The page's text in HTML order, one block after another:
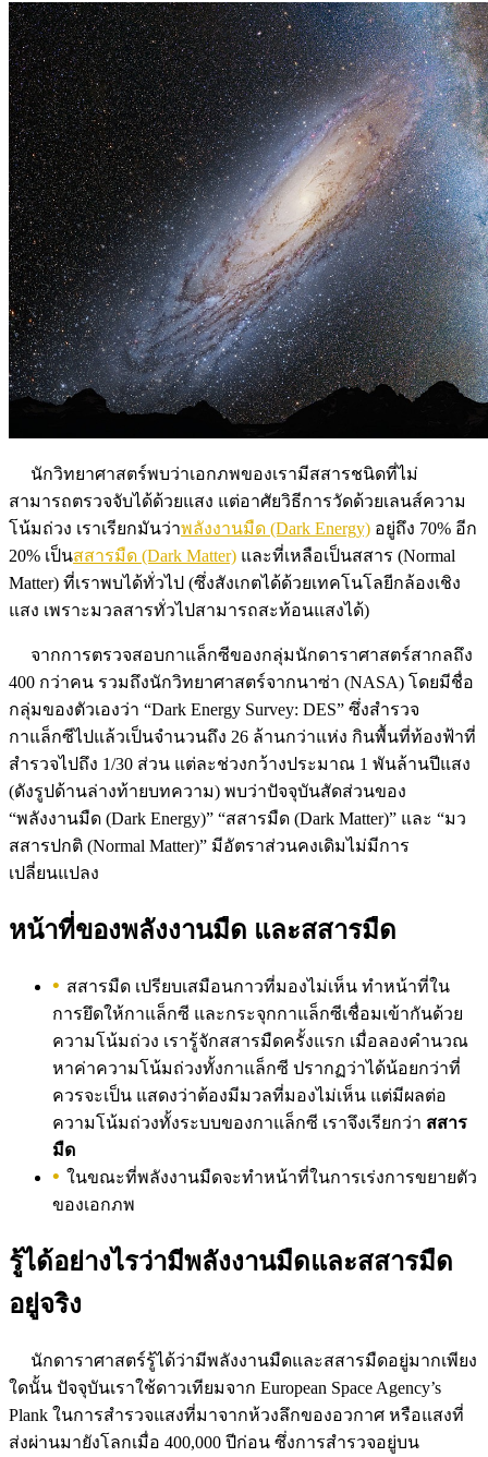
นักวิทยาศาสตร์พบว่าเอกภพของเรามีสสารชนิดที่ไม่
สามารถตรวจจับได้ด้วยแสง แต่อาศัยวิธีการวัดด้วยเลนส์ความ
โน้มถ่วง เราเรียกมันว่าพลังงานมืด (Dark Energy) อยู่ถึง 70% อีก
20% เป็นสสารมืด (Dark Matter) และที่เหลือเป็นสสาร (Normal
Matter) ที่เราพบได้ทั่วไป (ซึ่งสังเกตได้ด้วยเทคโนโลยีกล้องเชิง
แสง เพราะมวลสารทั่วไปสามารถสะท้อนแสงได้)
จากการตรวจสอบกาแล็กซีของกลุ่มนักดาราศาสตร์สากลถึง
400 กว่าคน รวมถึงนักวิทยาศาสตร์จากนาซ่า (NASA) โดยมีชื่อ
กลุ่มของตัวเองว่า “Dark Energy Survey: DES” ซึ่งสำรวจ
กาแล็กซีไปแล้วเป็นจำนวนถึง 26 ล้านกว่าแห่ง กินพื้นที่ท้องฟ้าที่
สำรวจไปถึง 1/30 ส่วน แต่ละช่วงกว้างประมาณ 1 พันล้านปีแสง
(ดังรูปด้านล่างท้ายบทความ) พบว่าปัจจุบันสัดส่วนของ
“พลังงานมืด (Dark Energy)” “สสารมืด (Dark Matter)” และ “มว
สสารปกติ (Normal Matter)” มีอัตราส่วนคงเดิมไม่มีการ
เปลี่ยนแปลง
หน้าที่ของพลังงานมืด และสสารมืด
สสารมืด เปรียบเสมือนกาวที่มองไม่เห็น ทำหน้าที่ใน
การยึดให้กาแล็กซี และกระจุกกาแล็กซีเชื่อมเข้ากันด้วย
ความโน้มถ่วง เรารู้จักสสารมืดครั้งแรก เมื่อลองคำนวณ
หาค่าความโน้มถ่วงทั้งกาแล็กซี ปรากฏว่าได้น้อยกว่าที่
ควรจะเป็น แสดงว่าต้องมีมวลที่มองไม่เห็น แต่มีผลต่อ
ความโน้มถ่วงทั้งระบบของกาแล็กซี เราจึงเรียกว่า สสาร
มืด
ในขณะที่พลังงานมืดจะทำหน้าที่ในการเร่งการขยายตัว
ของเอกภพ
รู้ได้อย่างไรว่ามีพลังงานมืดและสสารมืด
อยู่จริง
นักดาราศาสตร์รู้ได้ว่ามีพลังงานมืดและสสารมืดอยู่มากเพียง
ใดนั้น ปัจจุบันเราใช้ดาวเทียมจาก European Space Agency’s
Plank ในการสำรวจแสงที่มาจากห้วงลึกของอวกาศ หรือแสงที่
ส่งผ่านมายังโลกเมื่อ 400,000 ปีก่อน ซึ่งการสำรวจอยู่บน